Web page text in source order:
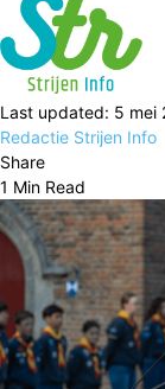
Last updated: 5 mei
Redactie Strijen Info
Share
1 Min Read